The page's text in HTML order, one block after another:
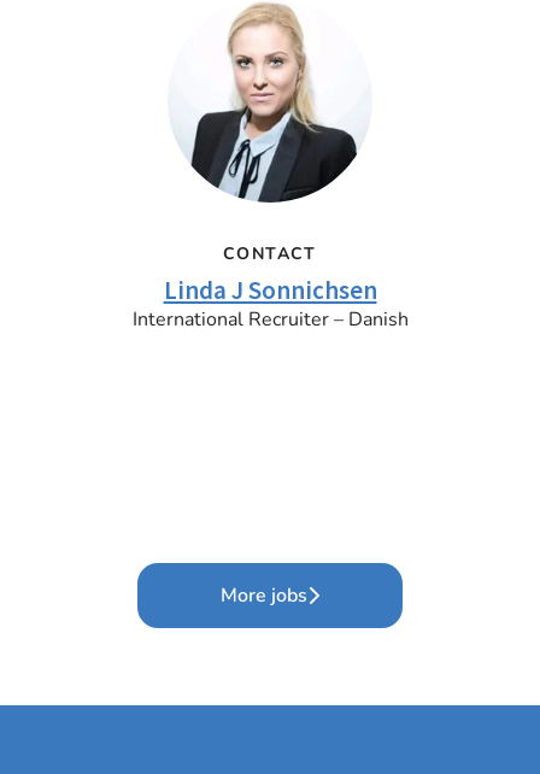
CONTACT
Linda J Sonnichsen
International Recruiter – Danish
More jobs